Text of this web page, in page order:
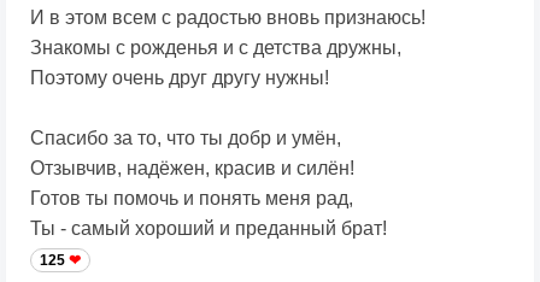
И в этом всем с радостью вновь признаюсь!
Знакомы с рожденья и с детства дружны,
Поэтому очень друг другу нужны!
Спасибо за то, что ты добр и умён,
Отзывчив, надёжен, красив и силён!
Готов ты помочь и понять меня рад,
Ты - самый хороший и преданный брат!
125